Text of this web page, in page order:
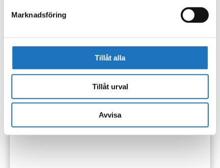
Marknadsföring
Tillåt alla
Tillåt urval
Avvisa